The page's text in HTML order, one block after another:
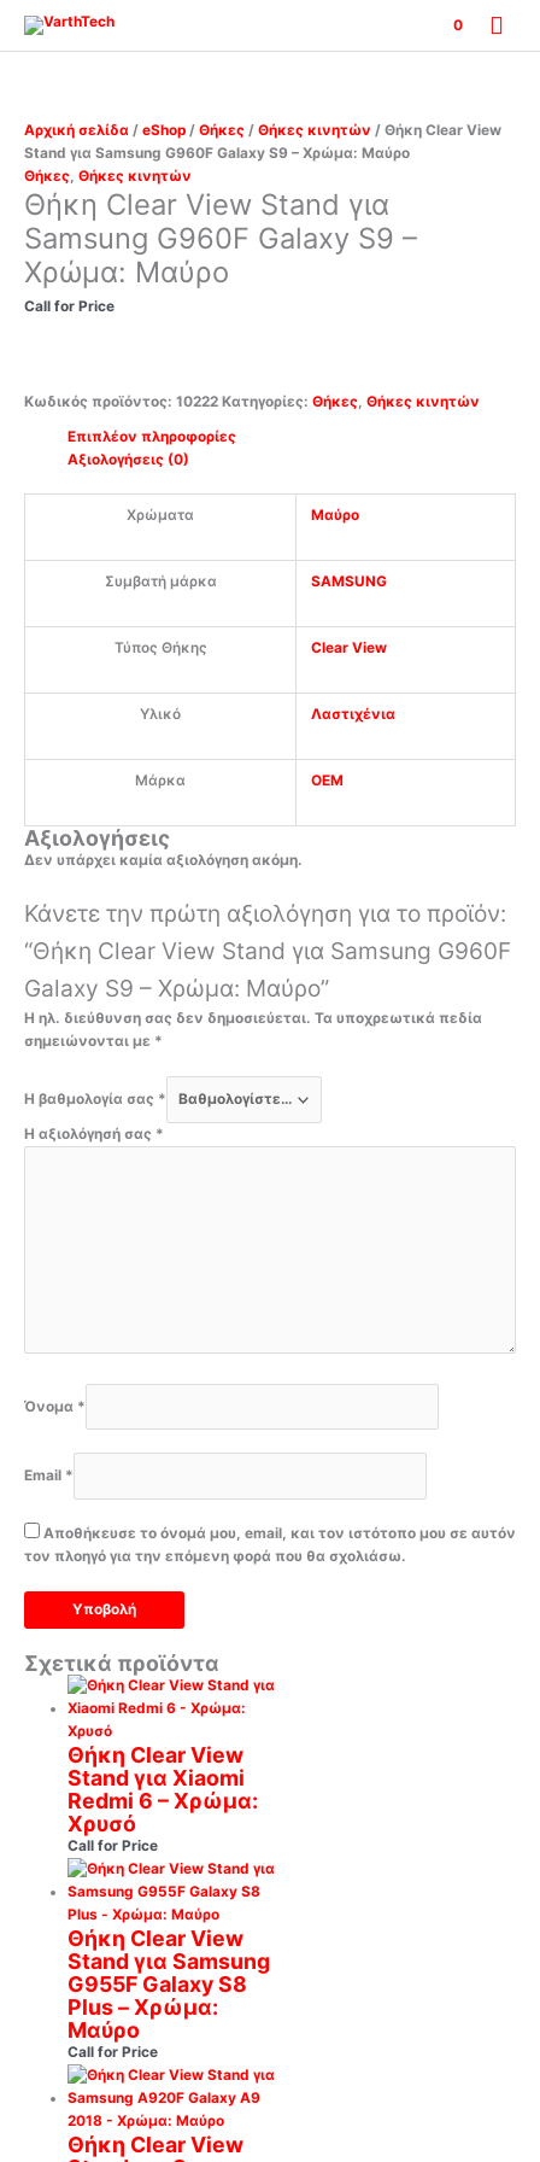
στο
περιεχόμενο
0
Αρχική σελίδα / eShop / Θήκες / Θήκες κινητών / Θήκη Clear View
Stand για Samsung G960F Galaxy S9 – Χρώμα: Μαύρο
Θήκες, Θήκες κινητών
Θήκη Clear View Stand για
Samsung G960F Galaxy S9 –
Χρώμα: Μαύρο
Call for Price
Κωδικός προϊόντος: 10222 Κατηγορίες: Θήκες, Θήκες κινητών
Επιπλέον πληροφορίες
Αξιολογήσεις (0)
Χρώματα Μαύρο
Συμβατή μάρκα SAMSUNG
Τύπος Θήκης Clear View
Υλικό Λαστιχένια
Μάρκα OEM
Αξιολογήσεις
Δεν υπάρχει καμία αξιολόγηση ακόμη.
Κάνετε την πρώτη αξιολόγηση για το προϊόν:
“Θήκη Clear View Stand για Samsung G960F
Galaxy S9 – Χρώμα: Μαύρο”
Η ηλ. διεύθυνση σας δεν δημοσιεύεται. Τα υποχρεωτικά πεδία
σημειώνονται με *
Η βαθμολογία σας *
Η αξιολόγησή σας *
Όνομα *
Email *
Αποθήκευσε το όνομά μου, email, και τον ιστότοπο μου σε αυτόν
τον πλοηγό για την επόμενη φορά που θα σχολιάσω.
Σχετικά προϊόντα
Θήκη Clear View
Stand για Xiaomi
Redmi 6 – Χρώμα:
Χρυσό
Call for Price
Θήκη Clear View
Stand για Samsung
G955F Galaxy S8
Plus – Χρώμα:
Μαύρο
Call for Price
Θήκη Clear View